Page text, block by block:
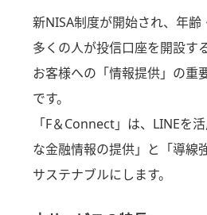
新NISA制度が開始され、年齢
多くの人が投信口座を開設す
お客様への「情報提供」の重
です。
「F＆Connect」は、LINEを
な金融情報の提供」と「導線
サステナブルにします。